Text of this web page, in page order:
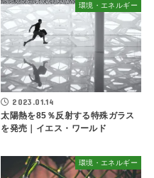
環境・エネルギー
2023.01.14
太陽熱を85％反射する特殊ガラス
を発売｜イエス・ワールド
環境・エネルギー